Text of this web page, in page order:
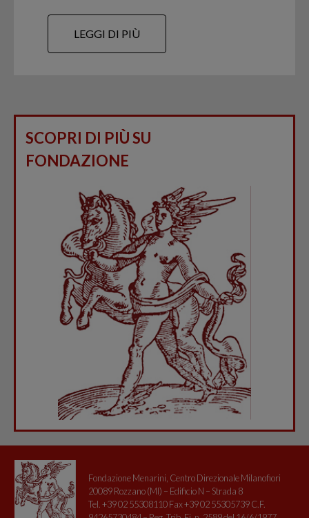
LEGGI DI PIÙ
SCOPRI DI PIÙ SU
FONDAZIONE
Fondazione Menarini, Centro Direzionale Milanofiori
20089 Rozzano (MI) – Edificio N – Strada 8
Tel. +39 02 55308110 Fax +39 02 55305739 C.F.